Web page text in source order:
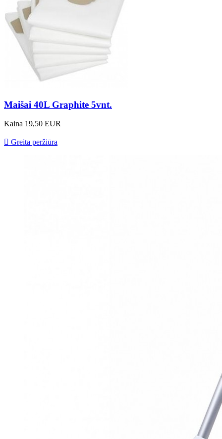
Maišai 40L Graphite 5vnt.
Kaina 19,50 EUR
 Greita peržiūra